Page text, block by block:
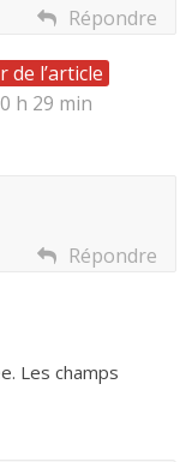
Répondre
de l’article
h 29 min
Répondre
Les champs